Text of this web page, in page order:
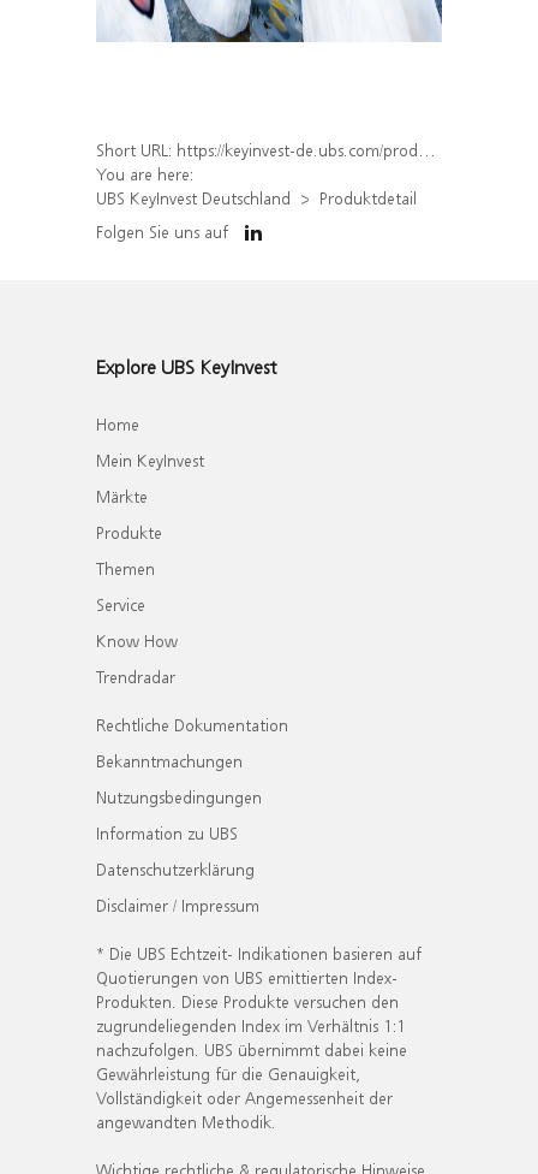
Short URL: https://keyinvest-de.ubs.com/produkt/detail/index/isin/DE000WA704P8
You are here:
UBS KeyInvest Deutschland
Produktdetail
Folgen Sie uns auf
Explore UBS KeyInvest
Home
Mein KeyInvest
Märkte
Produkte
Themen
Service
Know How
Trendradar
Rechtliche Dokumentation
Bekanntmachungen
Nutzungsbedingungen
Information zu UBS
Datenschutzerklärung
Disclaimer / Impressum
* Die UBS Echtzeit- Indikationen basieren auf
Quotierungen von UBS emittierten Index-
Produkten. Diese Produkte versuchen den
zugrundeliegenden Index im Verhältnis 1:1
nachzufolgen. UBS übernimmt dabei keine
Gewährleistung für die Genauigkeit,
Vollständigkeit oder Angemessenheit der
angewandten Methodik.